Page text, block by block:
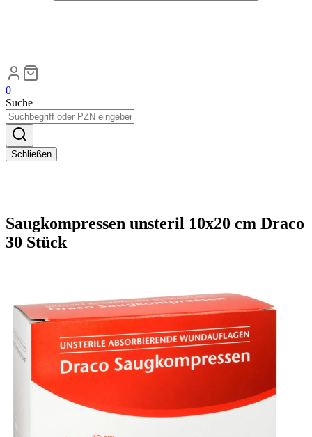
0
Suche
Schließen
Saugkompressen unsteril 10x20 cm Draco
30 Stück